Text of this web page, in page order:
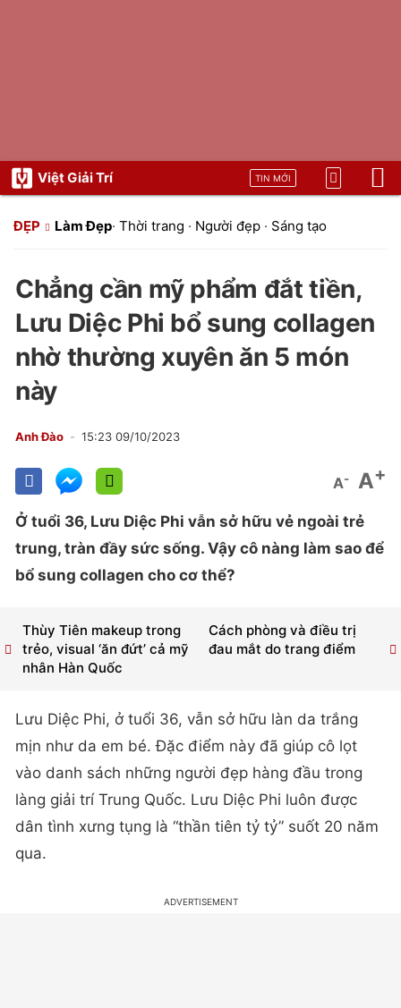
Việt Giải Trí TIN MỚI
ĐẸP Làm Đẹp· Thời trang · Người đẹp · Sáng tạo
Chẳng cần mỹ phẩm đắt tiền,
Lưu Diệc Phi bổ sung collagen
nhờ thường xuyên ăn 5 món
này
Anh Đào 15:23 09/10/2023
A- A+
Ở tuổi 36, Lưu Diệc Phi vẫn sở hữu vẻ ngoài trẻ
trung, tràn đầy sức sống. Vậy cô nàng làm sao để
bổ sung collagen cho cơ thể?
Cách phòng và điều trị
đau mắt do trang điểm
Thùy Tiên makeup trong
trẻo, visual ‘ăn đứt’ cả mỹ
nhân Hàn Quốc
Lưu Diệc Phi, ở tuổi 36, vẫn sở hữu làn da trắng
mịn như da em bé. Đặc điểm này đã giúp cô lọt
vào danh sách những người đẹp hàng đầu trong
làng giải trí Trung Quốc. Lưu Diệc Phi luôn được
dân tình xưng tụng là “thần tiên tỷ tỷ” suốt 20 năm
qua.